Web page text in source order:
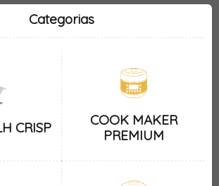
Categorias
CRISP
COOK MAKER
PREMIUM